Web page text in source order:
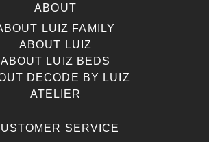
ABOUT
LUIZ FAMILY
ABOUT LUIZ
ABOUT LUIZ BEDS
DECODE BY LUIZ
ATELIER
SERVICE